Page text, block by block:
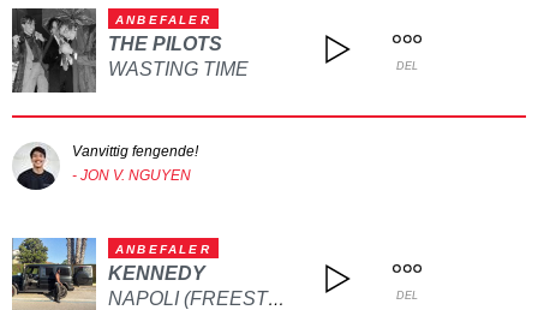
ANBEFALER
THE PILOTS
WASTING TIME
DEL
Vanvittig fengende!
- JON V. NGUYEN
ANBEFALER
KENNEDY
NAPOLI (FREESTYLE) DEL